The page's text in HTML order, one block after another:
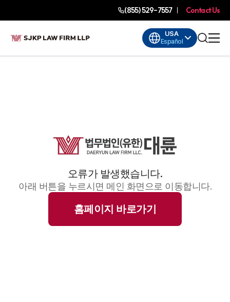
(855) 529-7557 Contact Us
USA
Español
오류가 발생했습니다.
아래 버튼을 누르시면 메인 화면으로 이동합니다.
홈페이지 바로가기